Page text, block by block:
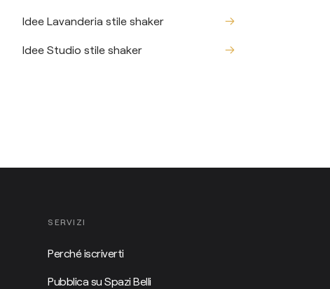
Idee Lavanderia stile shaker
Idee Studio stile shaker
SERVIZI
Perché iscriverti
Pubblica su Spazi Belli